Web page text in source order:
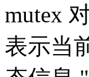
mutex
表示当